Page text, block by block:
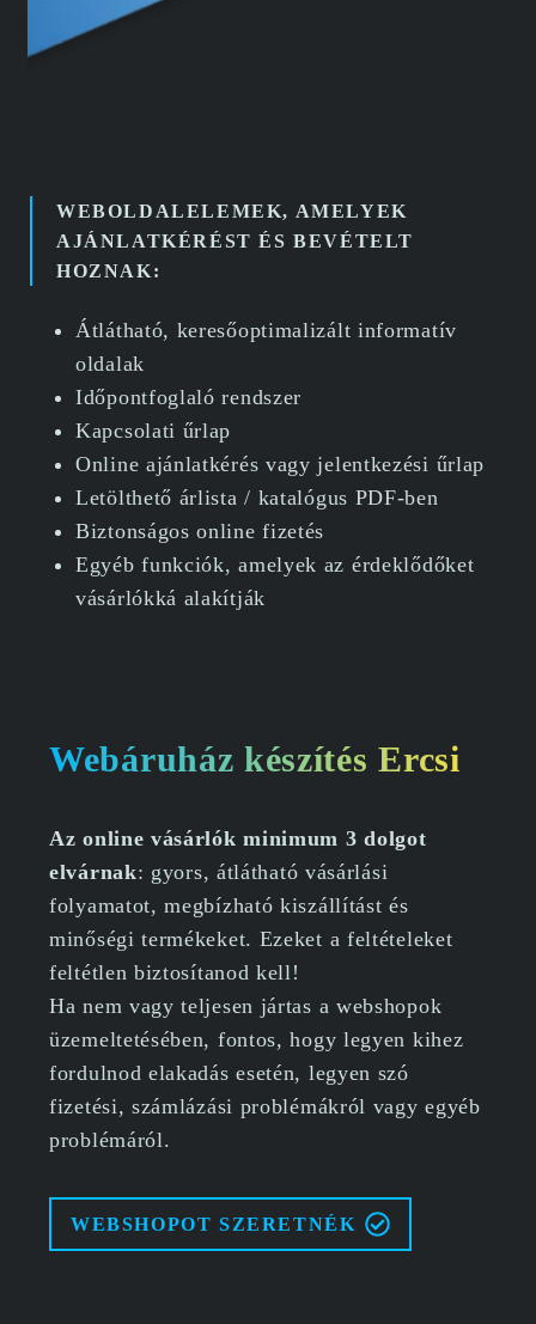
WEBOLDALELEMEK, AMELYEK
AJÁNLATKÉRÉST ÉS BEVÉTELT
HOZNAK:
Átlátható, keresőoptimalizált informatív
oldalak
Időpontfoglaló rendszer
Kapcsolati űrlap
Online ajánlatkérés vagy jelentkezési űrlap
Letölthető árlista / katalógus PDF-ben
Biztonságos online fizetés
Egyéb funkciók, amelyek az érdeklődőket
vásárlókká alakítják
Webáruház készítés Ercsi
Az online vásárlók minimum 3 dolgot
elvárnak: gyors, átlátható vásárlási
folyamatot, megbízható kiszállítást és
minőségi termékeket. Ezeket a feltételeket
feltétlen biztosítanod kell!
Ha nem vagy teljesen jártas a webshopok
üzemeltetésében, fontos, hogy legyen kihez
fordulnod elakadás esetén, legyen szó
fizetési, számlázási problémákról vagy egyéb
problémáról.
WEBSHOPOT SZERETNÉK